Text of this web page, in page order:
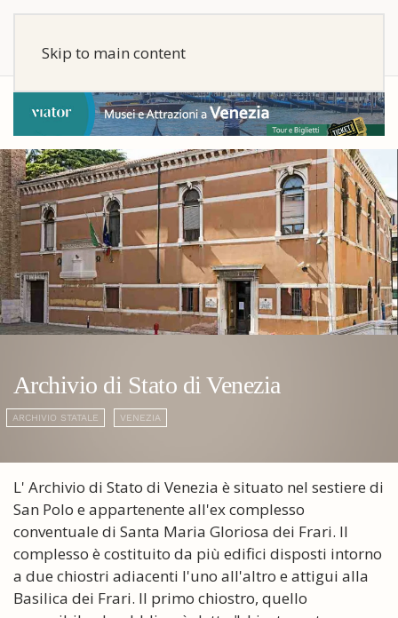
Skip to main content
Archivio di Stato di Venezia
ARCHIVIO STATALE VENEZIA
L' Archivio di Stato di Venezia è situato nel sestiere di
San Polo e appartenente all'ex complesso
conventuale di Santa Maria Gloriosa dei Frari. Il
complesso è costituito da più edifici disposti intorno
a due chiostri adiacenti l'uno all'altro e attigui alla
Basilica dei Frari. Il primo chiostro, quello